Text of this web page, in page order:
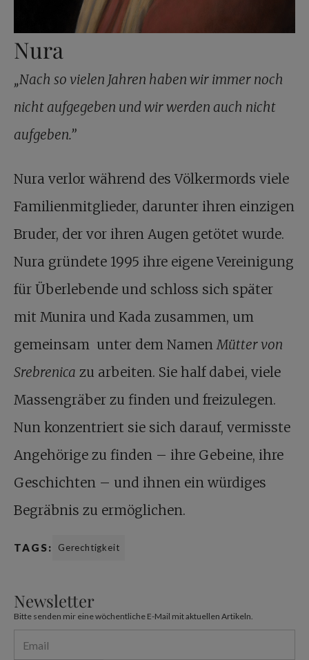
Nura
„Nach so vielen Jahren haben wir immer noch
nicht aufgegeben und wir werden auch nicht
aufgeben.”
Nura verlor während des Völkermords viele
Familienmitglieder, darunter ihren einzigen
Bruder, der vor ihren Augen getötet wurde.
Nura gründete 1995 ihre eigene Vereinigung
für Überlebende und schloss sich später
mit Munira und Kada zusammen, um
gemeinsam unter dem NamenMütter von
Srebrenica zu arbeiten. Sie half dabei, viele
Massengräber zu finden und freizulegen.
Nun konzentriert sie sich darauf, vermisste
Angehörige zu finden – ihre Gebeine, ihre
Geschichten – und ihnen ein würdiges
Begräbnis zu ermöglichen.
TAGS: Gerechtigkeit
Newsletter
Bitte senden mir eine wöchentliche E-Mail mit aktuellen Artikeln.